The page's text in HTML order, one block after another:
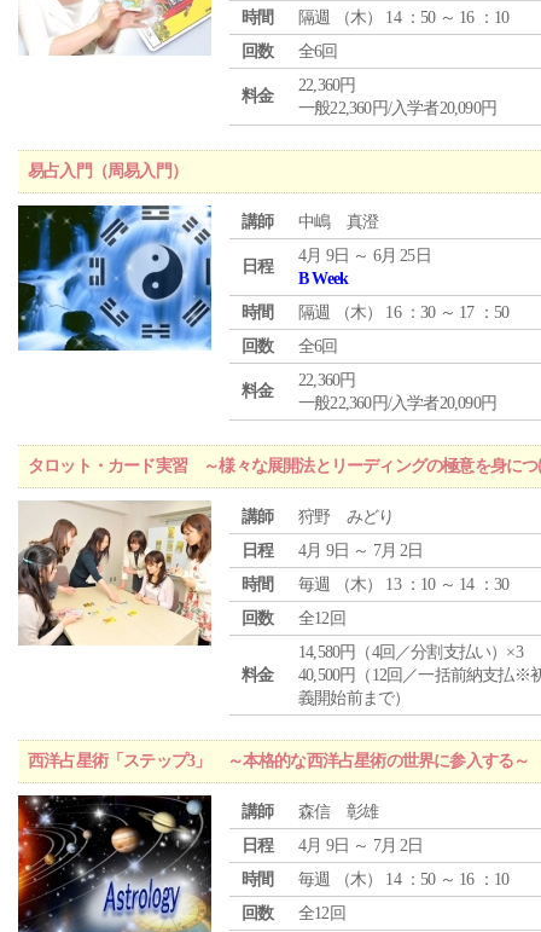
時間
隔週 （木） 14 ：50 ～ 16 ：10
回数
全6回
料金
22,360円
一般22,360円/入学者20,090円
易占入門（周易入門）
講師 中嶋 真澄
日程
4月 9日 ～ 6月 25日
B Week
時間
隔週 （木） 16 ：30 ～ 17 ：50
回数
全6回
料金
22,360円
一般22,360円/入学者20,090円
タロット・カード実習 ～様々な展開法とリーディングの極意を身につ
講師
狩野 みどり
日程
4月 9日 ～ 7月 2日
時間
毎週 （木） 13 ：10 ～ 14 ：30
回数
全12回
料金
14,580円（4回／分割支払い）×3
40,500円（12回／一括前納支払※
義開始前まで）
西洋占星術「ステップ3」 ～本格的な西洋占星術の世界に参入する～
講師
森信 彰雄
日程
4月 9日 ～ 7月 2日
時間
毎週 （木） 14 ：50 ～ 16 ：10
回数
全12回